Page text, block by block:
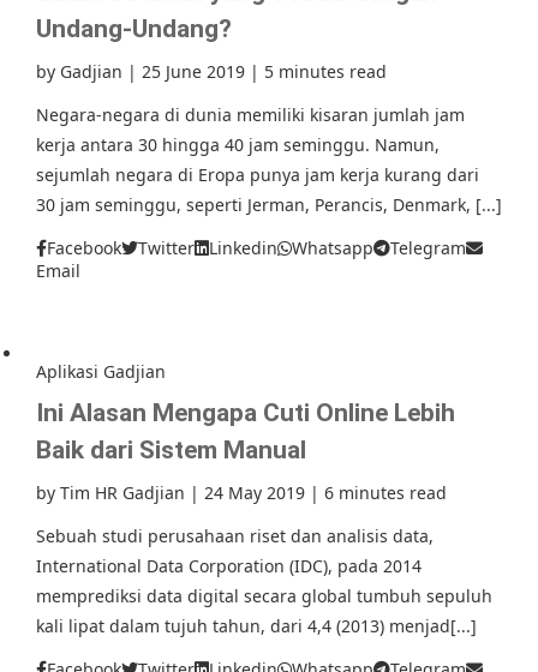
Undang-Undang?
by Gadjian | 25 June 2019 | 5 minutes read
Negara-negara di dunia memiliki kisaran jumlah jam
kerja antara 30 hingga 40 jam seminggu. Namun,
sejumlah negara di Eropa punya jam kerja kurang dari
30 jam seminggu, seperti Jerman, Perancis, Denmark, [...]
Facebook
Twitter Linkedin Whatsapp
Telegram
Email
Aplikasi Gadjian
Ini Alasan Mengapa Cuti Online Lebih
Baik dari Sistem Manual
by Tim HR Gadjian | 24 May 2019 | 6 minutes read
Sebuah studi perusahaan riset dan analisis data,
International Data Corporation (IDC), pada 2014
memprediksi data digital secara global tumbuh sepuluh
kali lipat dalam tujuh tahun, dari 4,4 (2013) menjad[...]